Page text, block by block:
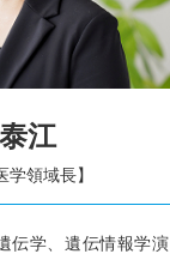
江
学領域長】
伝学、遺伝情報学演